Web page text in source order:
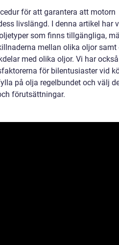
för att garantera att motorn
livslängd. I denna artikel har
som finns tillgängliga,
mellan olika oljor samt
med olika oljor. Vi har också
för bilentusiaster vid
på olja regelbundet och välj
förutsättningar.